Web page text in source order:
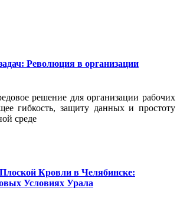
Революция в организации
решение для организации рабочих
гибкость, защиту данных и простоту
среде
Кровли в Челябинске:
Условиях Урала